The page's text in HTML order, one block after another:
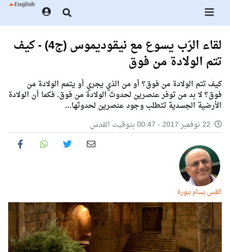
لقاء الرّب يسوع مع نيقوديموس (ج4) - كيف
تتم الولادة من فوق
كيف تتم الولادة من فوق؟ أو من الذي يجري أو يتمم الولادة من
فوق؟ لا بد من توفر عنصرين لحدوث الولادة من فوق. فكما أن الولادة
الأرضية الجسدية تتطلب وجود عنصرين لحدوثها...
القس بسام بنورة